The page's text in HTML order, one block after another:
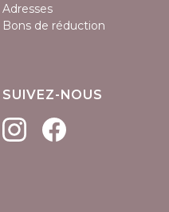
Adresses
Bons de réduction
SUIVEZ-NOUS